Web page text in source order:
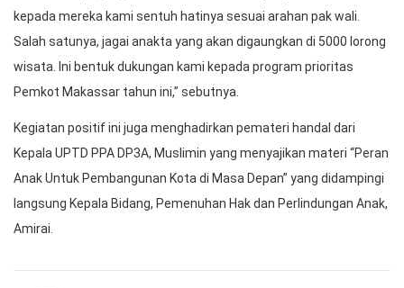
kepada mereka kami sentuh hatinya sesuai arahan pak wali.
Salah satunya, jagai anakta yang akan digaungkan di 5000 lorong
wisata. Ini bentuk dukungan kami kepada program prioritas
Pemkot Makassar tahun ini,” sebutnya.
Kegiatan positif ini juga menghadirkan pemateri handal dari
Kepala UPTD PPA DP3A, Muslimin yang menyajikan materi “Peran
Anak Untuk Pembangunan Kota di Masa Depan” yang didampingi
langsung Kepala Bidang, Pemenuhan Hak dan Perlindungan Anak,
Amirai.